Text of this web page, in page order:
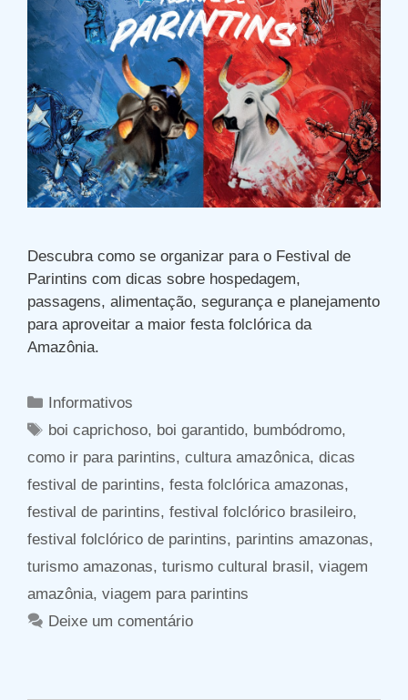
Descubra como se organizar para o Festival de
Parintins com dicas sobre hospedagem,
passagens, alimentação, segurança e planejamento
para aproveitar a maior festa folclórica da
Amazônia.
Categorias
Informativos
Tags
boi caprichoso, boi garantido, bumbódromo,
como ir para parintins, cultura amazônica, dicas
festival de parintins, festa folclórica amazonas,
festival de parintins, festival folclórico brasileiro,
festival folclórico de parintins, parintins amazonas,
turismo amazonas, turismo cultural brasil, viagem
amazônia, viagem para parintins
Deixe um comentário